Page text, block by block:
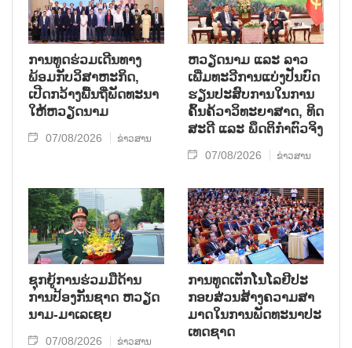
ການ​ທູດ​ຮ່ວມ​ເດີນ​ທາງ​
ພ້ອມກັບ​ວິ​ສາ​ຫະ​ກ​ິດ,
ເປີດກວ້າງ​ພື້ນ​ຖີ່​ພັດ​ທະ​ນາ​
ໃຫ້​ຫວຽດ​ນາມ
07/08/2026 ຂ່າວສານ
ຫວຽດ​ນາມ ແລະ ລາວ​
ເພີ່ມ​ທະ​ວີ​ການ​ແບ່​ງ​ປັນ​ບົດ​
ຮຽນ​ປະ​ສົບ​ການ​ໃນ​ການ​
ຄົ້ນ​ຄ້​ວາ​ວິ​ທະ​ຍາ​ສາດ, ທິດ​
ສະ​ດີ ແລະ ພຶດ​ຕິ​ກຳຕົວ​ຈິງ
07/08/2026 ຂ່າວສານ
ຊຸກ​ຍູ້​ການ​ຮ່ວມ​ມື​ດ້ານ​
ການ​ປ້ອງ​ກັນ​ຊາດ ຫວຽດ​
ນາມ-ມາ​ເລ​ເຊຍ
07/08/2026 ຂ່າວສານ
ການ​ທູດ​ເຕັກ​ໂນ​ໂລ​ຢີ​ປະ​
ກອບ​ສ່ວນ​ສ້າງ​ຄວາມ​ສາ​
ມາດ​ໃນ​ການ​ພັດ​ທະ​ນາ​ປະ​
ເທດ​ຊາດ